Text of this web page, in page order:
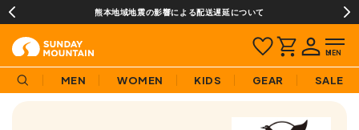
熊本地域地震の影響による配送遅延について
MEN WOMEN KIDS GEAR SALE